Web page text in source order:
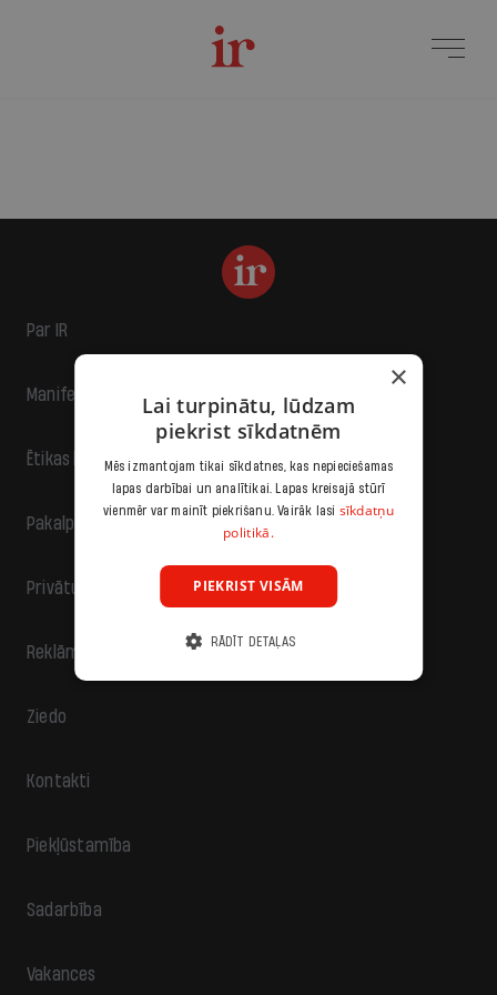
Par IR
Manifests
Ētikas kodekss
Pakalpojumu sniegšanas noteikumi
Privātuma politika
Reklāma
Ziedo
Kontakti
Piekļūstamība
Sadarbība
Vakances
×
Lai turpinātu, lūdzam
piekrist sīkdatnēm
Mēs izmantojam tikai sīkdatnes, kas nepieciešamas
lapas darbībai un analītikai. Lapas kreisajā stūrī
vienmēr var mainīt piekrišanu. Vairāk lasi sīkdatņu
politikā.
PIEKRIST VISĀM
RĀDĪT DETAĻAS